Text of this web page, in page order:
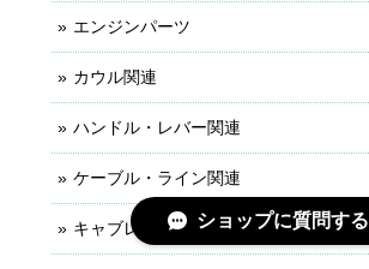
エンジンパーツ
カウル関連
ハンドル・レバー関連
ケーブル・ライン関連
キャブレター関連ショップに質問する